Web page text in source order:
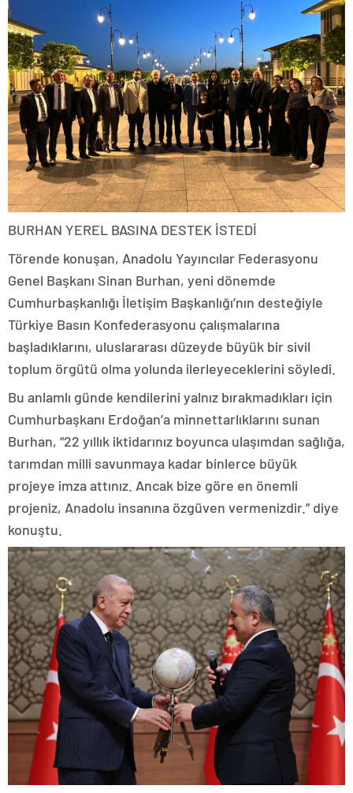
BURHAN YEREL BASINA DESTEK İSTEDİ
Törende konuşan, Anadolu Yayıncılar Federasyonu
Genel Başkanı Sinan Burhan, yeni dönemde
Cumhurbaşkanlığı İletişim Başkanlığı’nın desteğiyle
Türkiye Basın Konfederasyonu çalışmalarına
başladıklarını, uluslararası düzeyde büyük bir sivil
toplum örgütü olma yolunda ilerleyeceklerini söyledi.
Bu anlamlı günde kendilerini yalnız bırakmadıkları için
Cumhurbaşkanı Erdoğan’a minnettarlıklarını sunan
Burhan, “22 yıllık iktidarınız boyunca ulaşımdan sağlığa,
tarımdan milli savunmaya kadar binlerce büyük
projeye imza attınız. Ancak bize göre en önemli
projeniz, Anadolu insanına özgüven vermenizdir.” diye
konuştu.